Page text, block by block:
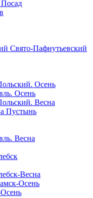
Посад
Свято-Пафнутьевский
Осень
Осень
Весна
Пустынь
Весна
Весна
Осень